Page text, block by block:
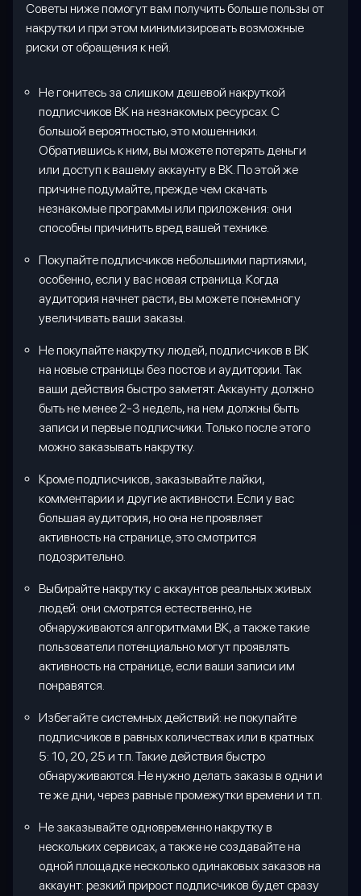
Советы ниже помогут вам получить больше пользы от
накрутки и при этом минимизировать возможные
риски от обращения к ней.
Не гонитесь за слишком дешевой накруткой
подписчиков ВК на незнакомых ресурсах. С
большой вероятностью, это мошенники.
Обратившись к ним, вы можете потерять деньги
или доступ к вашему аккаунту в ВК. По этой же
причине подумайте, прежде чем скачать
незнакомые программы или приложения: они
способны причинить вред вашей технике.
Покупайте подписчиков небольшими партиями,
особенно, если у вас новая страница. Когда
аудитория начнет расти, вы можете понемногу
увеличивать ваши заказы.
Не покупайте накрутку людей, подписчиков в ВК
на новые страницы без постов и аудитории. Так
ваши действия быстро заметят. Аккаунту должно
быть не менее 2-3 недель, на нем должны быть
записи и первые подписчики. Только после этого
можно заказывать накрутку.
Кроме подписчиков, заказывайте лайки,
комментарии и другие активности. Если у вас
большая аудитория, но она не проявляет
активность на странице, это смотрится
подозрительно.
Выбирайте накрутку с аккаунтов реальных живых
людей: они смотрятся естественно, не
обнаруживаются алгоритмами ВК, а также такие
пользователи потенциально могут проявлять
активность на странице, если ваши записи им
понравятся.
Избегайте системных действий: не покупайте
подписчиков в равных количествах или в кратных
5: 10, 20, 25 и т.п. Такие действия быстро
обнаруживаются. Не нужно делать заказы в одни и
те же дни, через равные промежутки времени и т.п.
Не заказывайте одновременно накрутку в
нескольких сервисах, а также не создавайте на
одной площадке несколько одинаковых заказов на
аккаунт: резкий прирост подписчиков будет сразу